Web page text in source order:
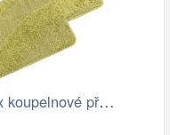
Bellatex koupelnové předložky…